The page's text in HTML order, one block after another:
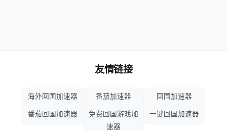
友情链接
海外回国加速器 番茄加速器 回国加速器
番茄回国加速器
免费回国游戏加
速器
一键回国加速器